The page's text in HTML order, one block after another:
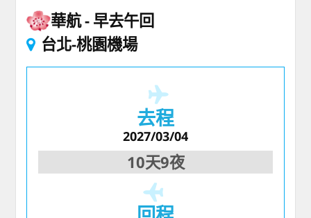
華航 早去午回
台北-桃園機場
去程
2027/03/04
10天9夜